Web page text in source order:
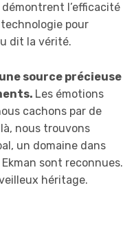
démontrent l’efficacité
pour
dit la vérité.
source précieuse
Les émotions
cachons par de
nous trouvons
un domaine dans
sont reconnues.
héritage.